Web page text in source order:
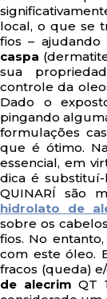
local, o que se
fios –
caspa
sua
controle da
Dado o
pingando
formulações
que é ótimo.
essencial, em
dica é
QUINARÍ são
hidrolato de
sobre os
fios. No
com este óleo.
fracos (queda)
de alecrim QT